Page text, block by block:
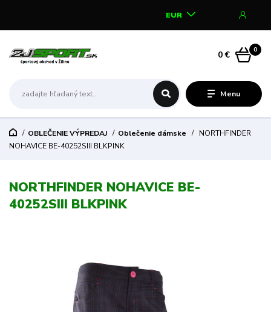
Menu
EUR
0
0 €
OBLEČENIE VÝPREDAJ Oblečenie dámske
NORTHFINDER
NOHAVICE BE-40252SIII BLKPINK
NORTHFINDER NOHAVICE BE-
40252SIII BLKPINK